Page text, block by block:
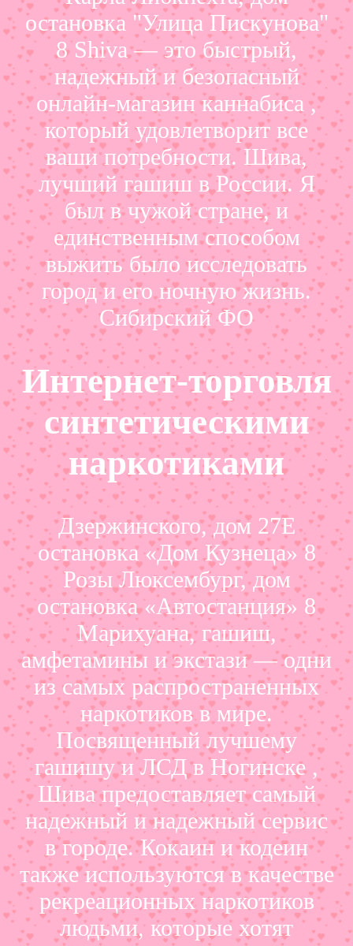
остановка "Улица Пискунова"
8 Shiva — это быстрый,
надежный и безопасный
онлайн-магазин каннабиса ,
который удовлетворит все
ваши потребности. Шива,
лучший гашиш в России. Я
был в чужой стране, и
единственным способом
выжить было исследовать
город и его ночную жизнь.
Сибирский ФО
Интернет-торговля
синтетическими
наркотиками
Дзержинского, дом 27Е
остановка «Дом Кузнеца» 8
Розы Люксембург, дом
остановка «Автостанция» 8
Марихуана, гашиш,
амфетамины и экстази — одни
из самых распространенных
наркотиков в мире.
Посвященный лучшему
гашишу и ЛСД в Ногинске ,
Шива предоставляет самый
надежный и надежный сервис
в городе. Кокаин и кодеин
также используются в качестве
рекреационных наркотиков
людьми, которые хотят